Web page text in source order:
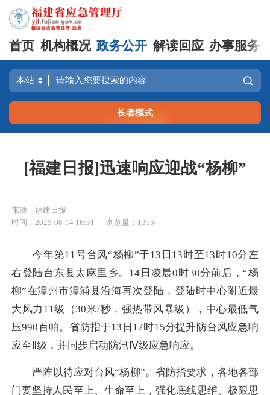
首页 机构概况 政务公开 解读回应 办事服务
长者模式
[福建日报]迅速响应迎战“杨柳”
来源：福建日报
时间：2025-08-14 16:31
浏览量：1315
今年第11号台风“杨柳”于13日13时至13时10分左
右登陆台东县太麻里乡。14日凌晨0时30分前后，“杨
柳”在漳州市漳浦县沿海再次登陆，登陆时中心附近最
大风力11级（30米/秒，强热带风暴级），中心最低气
压990百帕。省防指于13日12时15分提升防台风应急响
应至Ⅱ级，并同步启动防汛Ⅳ级应急响应。
严阵以待应对台风“杨柳”。省防指要求，各地各部
门要坚持人民至上、生命至上，强化底线思维、极限思